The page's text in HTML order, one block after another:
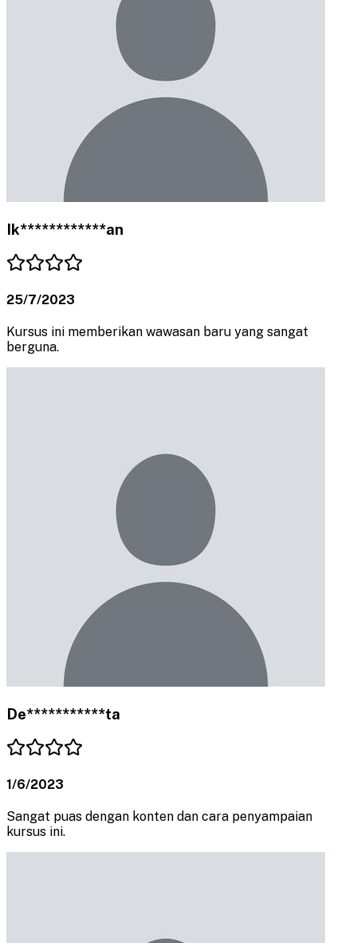
Ik************an
25/7/2023
Kursus ini memberikan wawasan baru yang sangat
berguna.
De***********ta
1/6/2023
Sangat puas dengan konten dan cara penyampaian
kursus ini.